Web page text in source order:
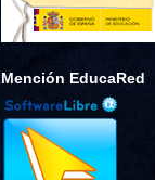
Mención EducaRed